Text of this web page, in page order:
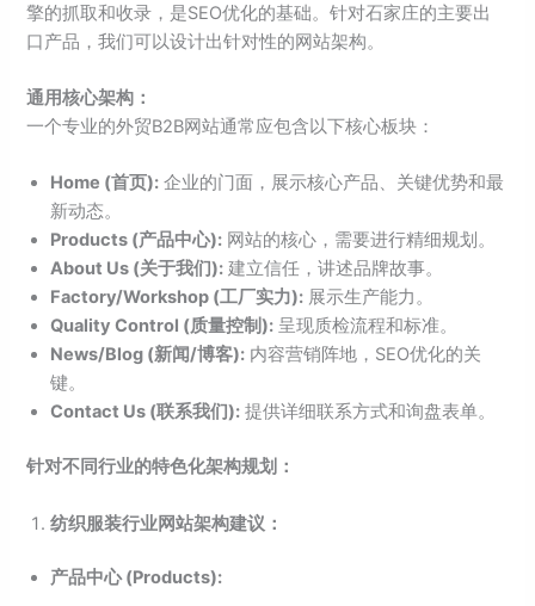
擎的抓取和收录，是SEO优化的基础。针对石家庄的主要出
口产品，我们可以设计出针对性的网站架构。
通用核心架构：
一个专业的外贸B2B网站通常应包含以下核心板块：
Home (首页): 企业的门面，展示核心产品、关键优势和最
新动态。
Products (产品中心): 网站的核心，需要进行精细规划。
About Us (关于我们): 建立信任，讲述品牌故事。
Factory/Workshop (工厂实力): 展示生产能力。
Quality Control (质量控制): 呈现质检流程和标准。
News/Blog (新闻/博客): 内容营销阵地，SEO优化的关
键。
Contact Us (联系我们): 提供详细联系方式和询盘表单。
针对不同行业的特色化架构规划：
纺织服装行业网站架构建议：
产品中心 (Products):